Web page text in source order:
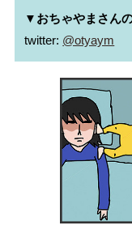
▼おちゃやまさん
twitter: @otyaym